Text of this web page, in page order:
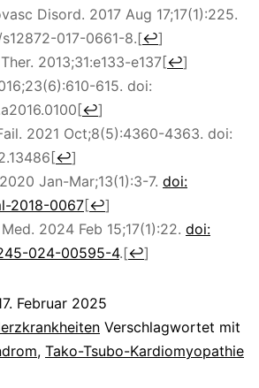
Disord. 2017 Aug 17;17(1):225.
s12872-017-0661-8.[↩]
. 2013;31:e133-e137[↩]
615. doi:
[↩]
2021 Oct;8(5):4360-4363. doi:
[↩]
Jan-Mar;13(1):3-7. doi:
2018-0067[↩]
2024 Feb 15;17(1):22. doi:
024-00595-4.[↩]
Februar 2025
Verschlagwortet mit
, Tako-Tsubo-Kardiomyopathie